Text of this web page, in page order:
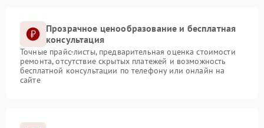
Прозрачное ценообразование и бесплатная
консультация
Точные прайс-листы, предварительная оценка стоимости
ремонта, отсутствие скрытых платежей и возможность
бесплатной консультации по телефону или онлайн на
сайте